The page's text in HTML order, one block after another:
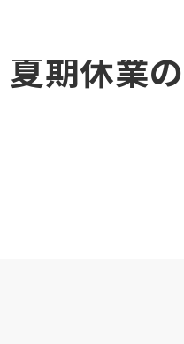
夏期休業